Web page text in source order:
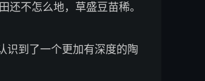
不怎么地，草盛豆苗稀。
识到了一个更加有深度的陶